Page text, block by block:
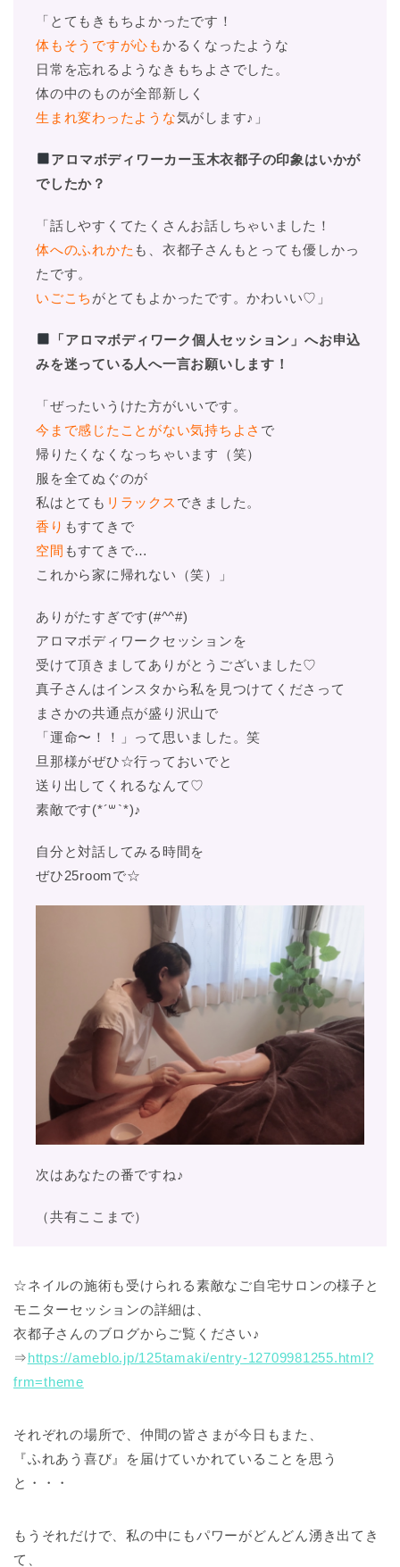
「とてもきもちよかったです！
体もそうですが心もかるくなったような
日常を忘れるようなきもちよさでした。
体の中のものが全部新しく
生まれ変わったような気がします♪」
アロマボディワーカー玉木衣都子の印象はいかが
でしたか？
「話しやすくてたくさんお話しちゃいました！
体へのふれかた も、衣都子さんもとっても優しかっ
たです。
いごこち がとてもよかったです。かわいい♡」
「アロマボディワーク個人セッション」へお申込
みを迷っている人へ一言お願いします！
「ぜったいうけた方がいいです。
今まで感じたことがない気持ちよさ で
帰りたくなくなっちゃいます（笑）
服を全てぬぐのが
私はとても リラックス できました。
香り もすてきで
空間 もすてきで…
これから家に帰れない（笑）」
ありがたすぎです(#^^#)
アロマボディワークセッションを
受けて頂きましてありがとうございました♡
真子さんはインスタから私を見つけてくださって
まさかの共通点が盛り沢山で
「運命〜！！」って思いました。笑
旦那様がぜひ☆行っておいでと
送り出してくれるなんて♡
素敵です(*´꒳`*)♪
自分と対話してみる時間を
ぜひ25roomで☆
次はあなたの番ですね♪
（共有ここまで）
☆ネイルの施術も受けられる素敵なご自宅サロンの様子と
モニターセッションの詳細は、
衣都子さんのブログからご覧ください♪
⇒https://ameblo.jp/125tamaki/entry-12709981255.html?
frm=theme
それぞれの場所で、仲間の皆さまが今日もまた、
『ふれあう喜び』を届けていかれていることを思う
と・・・
もうそれだけで、私の中にもパワーがどんどん湧き出てき
て、